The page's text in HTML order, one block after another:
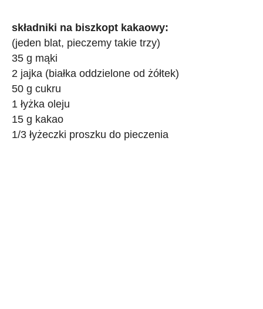
składniki na biszkopt kakaowy:
(jeden blat, pieczemy takie trzy)
35 g mąki
2 jajka (białka oddzielone od żółtek)
50 g cukru
1 łyżka oleju
15 g kakao
1/3 łyżeczki proszku do pieczenia